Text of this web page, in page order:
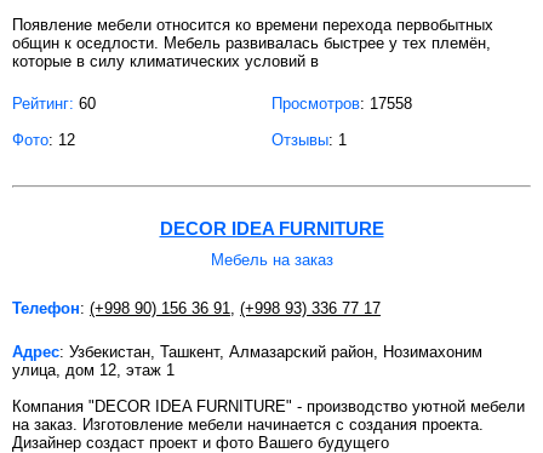
Появление мебели относится ко времени перехода первобытных
общин к оседлости. Мебель развивалась быстрее у тех племён,
которые в силу климатических условий в
Рейтинг: 60 Просмотров: 17558
Фото: 12 Отзывы: 1
DECOR IDEA FURNITURE
Мебель на заказ
Телефон: (+998 90) 156 36 91 (+998 93) 336 77 17
Адрес: Узбекистан, Ташкент, Алмазарский район, Нозимахоним
улица, дом 12, этаж 1
Компания "DECOR IDEA FURNITURE" - производство уютной мебели
на заказ. Изготовление мебели начинается с создания проекта.
Дизайнер создаст проект и фото Вашего будущего